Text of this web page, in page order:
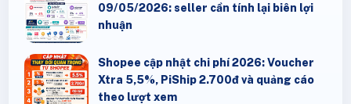
09/05/2026: seller cần tính lại biên lợi
nhuận
Shopee cập nhật chi phí 2026: Voucher
Xtra 5,5%, PiShip 2.700đ và quảng cáo
theo lượt xem